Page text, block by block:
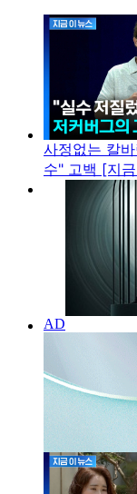
사정없는 칼
수" 고백 [지